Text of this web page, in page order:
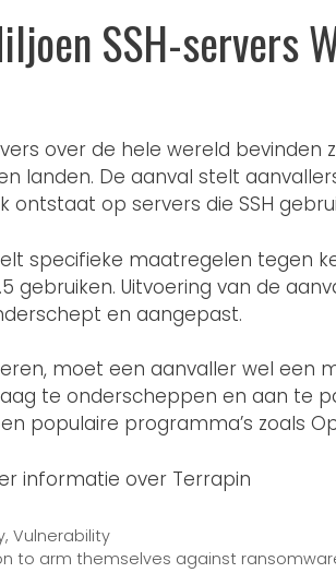
SSH-servers
over de hele wereld
landen. De aanval stelt
ontstaat op servers die SSH
specifieke maatregelen tegen
gebruiken. Uitvoering van de
en aangepast.
moet een aanvaller wel
te onderscheppen en aan te
populaire programma’s zoals
informatie over Terrapin
, Vulnerability
to arm themselves against